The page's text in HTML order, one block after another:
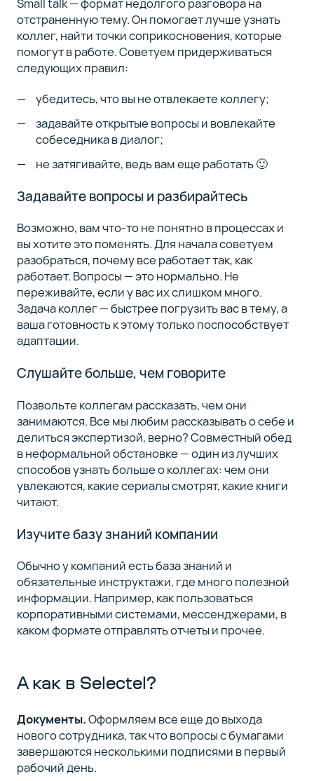
отстраненную тему. Он помогает лучше узнать
коллег, найти точки соприкосновения, которые
помогут в работе. Советуем придерживаться
следующих правил:
убедитесь, что вы не отвлекаете коллегу;
задавайте открытые вопросы и вовлекайте
собеседника в диалог;
не затягивайте, ведь вам еще работать 🙂
Задавайте вопросы и разбирайтесь
Возможно, вам что-то не понятно в процессах и
вы хотите это поменять. Для начала советуем
разобраться, почему все работает так, как
работает. Вопросы — это нормально. Не
переживайте, если у вас их слишком много.
Задача коллег — быстрее погрузить вас в тему, а
ваша готовность к этому только поспособствует
адаптации.
Слушайте больше, чем говорите
Позвольте коллегам рассказать, чем они
занимаются. Все мы любим рассказывать о себе и
делиться экспертизой, верно? Совместный обед
в неформальной обстановке — один из лучших
способов узнать больше о коллегах: чем они
увлекаются, какие сериалы смотрят, какие книги
читают.
Изучите базу знаний компании
Обычно у компаний есть база знаний и
обязательные инструктажи, где много полезной
информации. Например, как пользоваться
корпоративными системами, мессенджерами, в
каком формате отправлять отчеты и прочее.
А как в Selectel?
Документы.Оформляем все еще до выхода
нового сотрудника, так что вопросы с бумагами
завершаются несколькими подписями в первый
рабочий день.